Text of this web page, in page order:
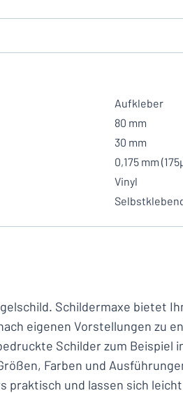
Aufkleber
80 mm
30 mm
0,175 mm
Vinyl
Schildermaxe bietet
eigenen Vorstellungen zu
Schilder zum Beispiel
Farben und
praktisch und lassen sich